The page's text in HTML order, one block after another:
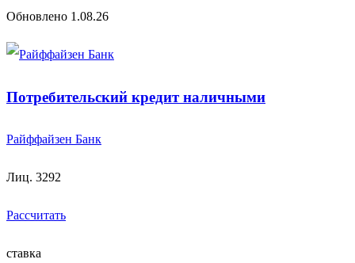
Обновлено 1.08.26
Потребительский кредит наличными
Райффайзен Банк
Лиц. 3292
Рассчитать
ставка